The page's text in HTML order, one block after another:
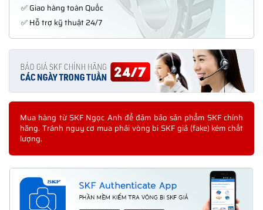
✅ Giao hàng toàn Quốc
✅ Hỗ trợ kỹ thuật 24/7
Mua hàng từ SKF Ngọc Anh để đảm bảo sản phẩm SKF chính
hãng. Tránh nguy cơ mua phải vòng bi SKF giả (fake) kém chất
lượng.